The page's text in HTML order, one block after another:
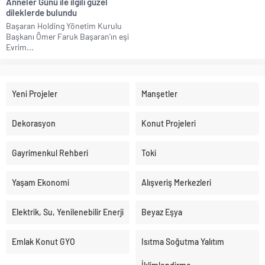
dileklerde bulundu
Başaran Holding Yönetim Kurulu
Başkanı Ömer Faruk Başaran’ın eşi
Evrim...
Yeni Projeler Manşetler
Dekorasyon Konut Projeleri
Gayrimenkul Rehberi Toki
Yaşam Ekonomi Alışveriş Merkezleri
Elektrik, Su, Yenilenebilir Enerji Beyaz Eşya
Emlak Konut GYO Isıtma Soğutma Yalıtım